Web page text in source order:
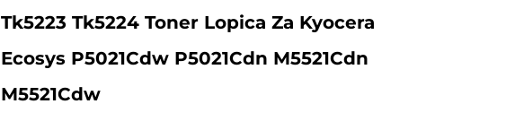
Tk5223 Tk5224 Toner Lopica Za Kyocera
Ecosys P5021Cdw P5021Cdn M5521Cdn
M5521Cdw